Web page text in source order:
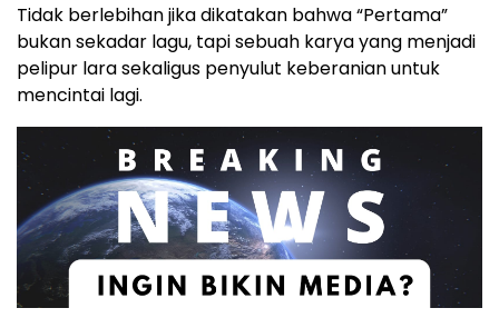
Tidak berlebihan jika dikatakan bahwa “Pertama”
bukan sekadar lagu, tapi sebuah karya yang menjadi
pelipur lara sekaligus penyulut keberanian untuk
mencintai lagi.